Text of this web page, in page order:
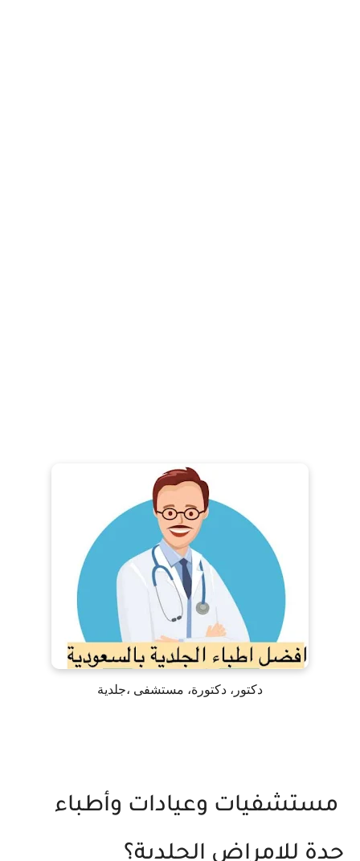
دكتور، دكتورة، مستشفى ،جلدية
مستشفيات وعيادات وأطباء
جدة للامراض الجلدية؟